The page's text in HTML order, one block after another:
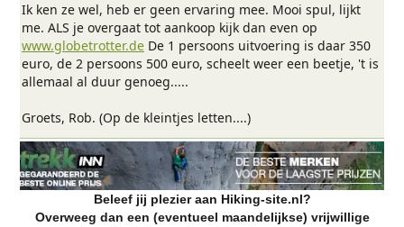
Ik ken ze wel, heb er geen ervaring mee. Mooi spul, lijkt
me. ALS je overgaat tot aankoop kijk dan even op
www.globetrotter.de De 1 persoons uitvoering is daar 350
euro, de 2 persoons 500 euro, scheelt weer een beetje, 't is
allemaal al duur genoeg.....
Groets, Rob. (Op de kleintjes letten....)
Beleef jij plezier aan Hiking-site.nl?
Overweeg dan een (eventueel maandelijkse) vrijwillige